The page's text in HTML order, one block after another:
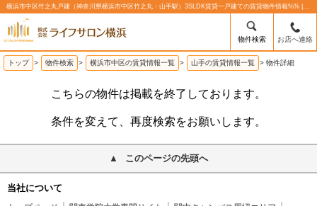
横浜市中区竹之丸戸建（神奈川県横浜市中区竹之丸・山手駅）3SLDK賃貸一戸建ての賃貸物件情報%% | 株式会社ライフサロン横浜
物件検索 お店へ連絡
トップ > 物件検索 > 横浜市中区の賃貸情報一覧 > 山手の賃貸情報一覧 > 物件詳細
こちらの物件は掲載を終了しております。
条件を変えて、再度検索をお願いします。
このページの先頭へ
当社について